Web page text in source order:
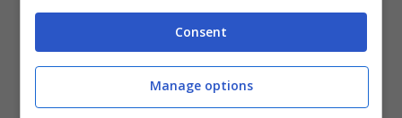
Bellezza
Creme viso idratanti per
della pelle
Capelli
Consent
Manage options